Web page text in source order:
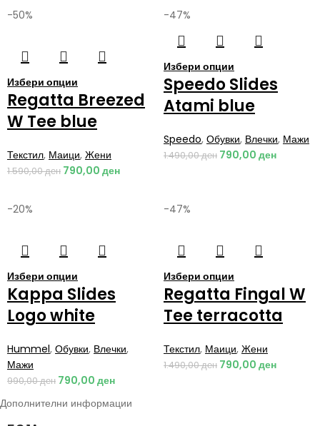
-50%
Избери опции
Regatta Breezed
W Tee blue
Текстил, Маици, Жени
1.590,00ден 790,00 ден
-47%
Избери опции
Speedo Slides
Atami blue
Speedo, Обувки, Влечки, Мажи
1.490,00ден 790,00 ден
-20%
Избери опции
Kappa Slides
Logo white
Hummel, Обувки, Влечки,
Мажи
990,00ден 790,00 ден
-47%
Избери опции
Regatta Fingal W
Tee terracotta
Текстил, Маици, Жени
1.490,00ден 790,00 ден
Дополнителни информации